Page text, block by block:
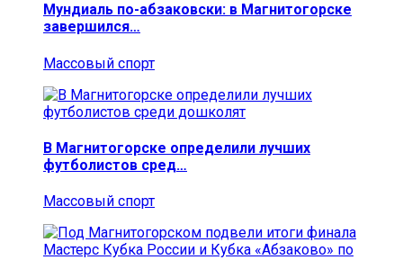
Мундиаль по-абзаковски: в Магнитогорске
завершился…
Массовый спорт
В Магнитогорске определили лучших
футболистов сред…
Массовый спорт